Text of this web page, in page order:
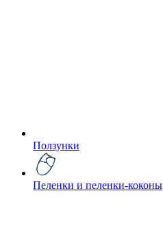
Ползунки
Пеленки и пеленки-коконы